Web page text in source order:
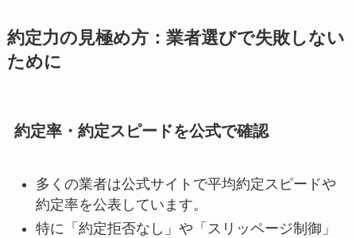
約定力の見極め方：業者選びで失敗しない
ために
約定率・約定スピードを公式で確認
多くの業者は公式サイトで平均約定スピードや
約定率を公表しています。
特に「約定拒否なし」や「スリッページ制御」